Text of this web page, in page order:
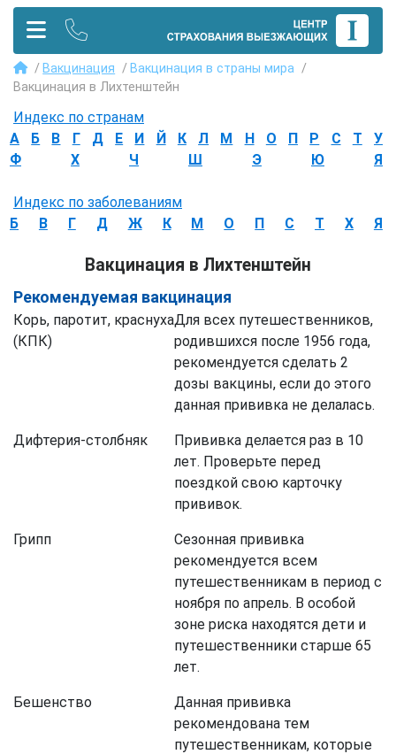
Вакцинация
Вакцинация в страны мира
Вакцинация в Лихтенштейн
Индекс по странам
А
Б В Г Д Е И Й К Л М Н О П Р С Т
У
Ф
Х Ч Ш Э Ю Я
Индекс по заболеваниям
Б
В Г Д Ж К М О П С Т Х Я
Вакцинация в Лихтенштейн
Рекомендуемая вакцинация
Корь, паротит, краснуха
(КПК)
Для всех путешественников,
родившихся после 1956 года,
рекомендуется сделать 2
дозы вакцины, если до этого
данная прививка не делалась.
Дифтерия-столбняк
Прививка делается раз в 10
лет. Проверьте перед
поездкой свою карточку
прививок.
Грипп
Сезонная прививка
рекомендуется всем
путешественникам в период с
ноября по апрель. В особой
зоне риска находятся дети и
путешественники старше 65
лет.
Бешенство
Данная прививка
рекомендована тем
путешественникам, которые